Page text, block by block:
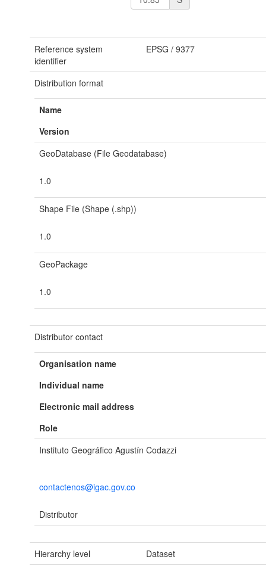
Reference system
identifier
EPSG / 9377
Distribution format
Name
Version
GeoDatabase (File Geodatabase)
1.0
Shape File (Shape (.shp))
1.0
GeoPackage
1.0
Distributor contact
Organisation name
Individual name
Electronic mail address
Role
Instituto Geográfico Agustín Codazzi
contactenos@igac.gov.co
Distributor
Hierarchy level
Dataset